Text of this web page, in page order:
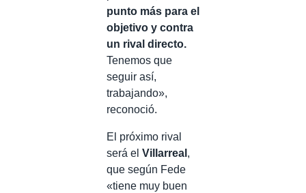
punto más para el
objetivo y contra
un rival directo.
Tenemos que
seguir así,
trabajando»,
reconoció.
El próximo rival
será el Villarreal ,
que según Fede
«tiene muy buen